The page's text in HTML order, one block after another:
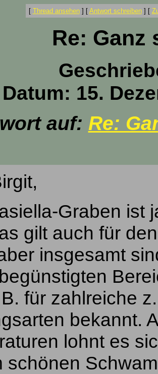
[ Thread ansehen] [ Antwort schreiben] [
Re: Ganz
Datum: 15.
auf: Re:
Graben ist
gilt auch für
insgesamt
für zahlreiche
bekannt.
lohnt es
schönen